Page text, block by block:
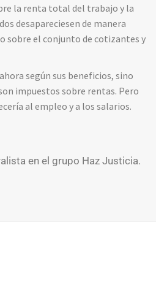
la renta total del trabajo y la
desapareciesen de manera
sobre el conjunto de cotizantes y
según sus beneficios, sino
impuestos sobre rentas. Pero
al empleo y a los salarios.
en el grupo Haz Justicia.